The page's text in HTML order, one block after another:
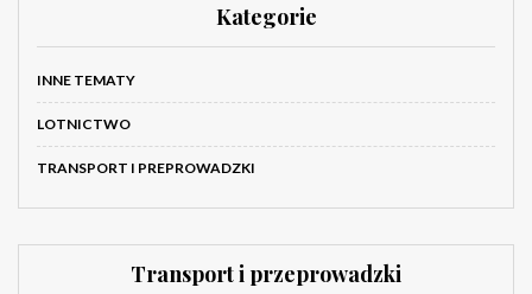
Kategorie
INNE TEMATY
LOTNICTWO
TRANSPORT I PREPROWADZKI
Transport i przeprowadzki